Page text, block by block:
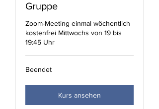
Gruppe
Zoom-Meeting einmal wöchentlich
kostenfrei Mittwochs von 19 bis
19:45 Uhr
Beendet
Kurs ansehen